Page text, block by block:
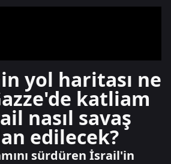
yol haritası ne
katliam
nasıl savaş
edilecek?
sürdüren İsrail'in